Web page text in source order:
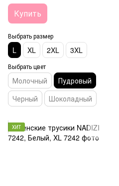
Купить
Выбрать размер
L XL 2XL 3XL
Выбрать цвет
Молочный
Пудровый
Черный
Шоколадный
ХИТ